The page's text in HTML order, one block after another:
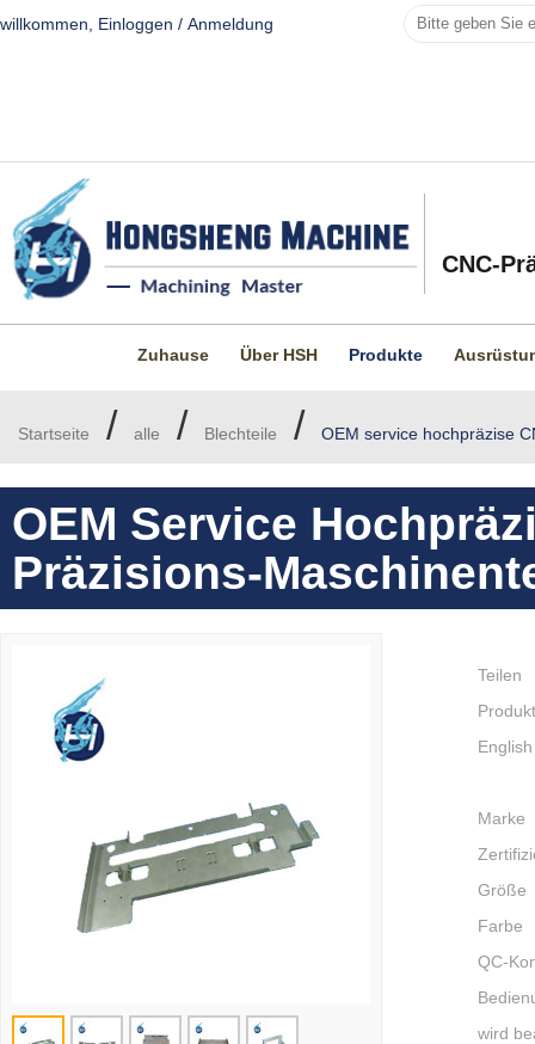
willkommen, Einloggen / Anmeldung
CNC-
Zuhause Über HSH Produkte
Startseite / alle / Blechteile / OEM service hochpräzise
OEM Service
Präzisions-
Teilen
Marke
Größe
Farbe
QC-
wird